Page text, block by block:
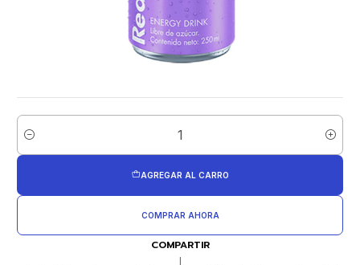
Cantidad
AGREGAR AL CARRO
COMPRAR AHORA
COMPARTIR